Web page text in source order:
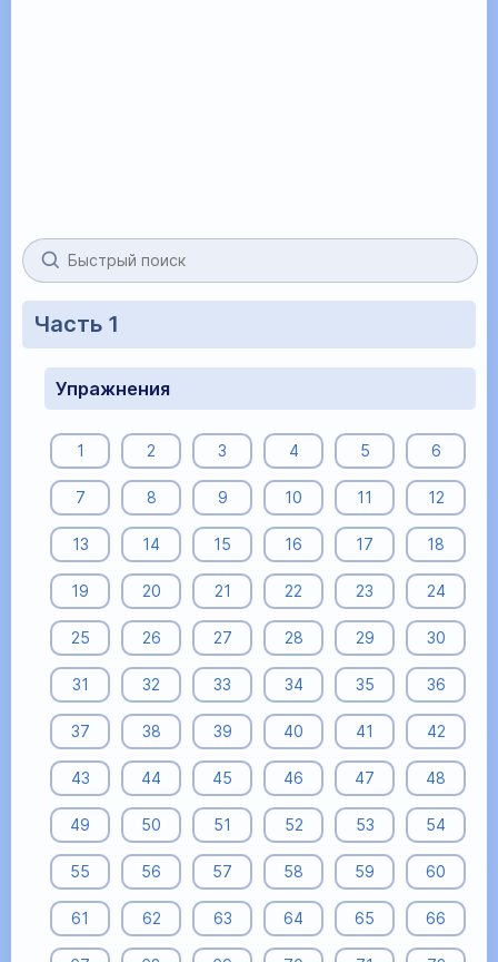
Часть 1
Упражнения
1 2 3 4 5 6
7 8 9 10 11 12
13 14 15 16 17 18
19 20 21 22 23 24
25 26 27 28 29 30
31 32 33 34 35 36
37 38 39 40 41 42
43 44 45 46 47 48
49 50 51 52 53 54
55 56 57 58 59 60
61 62 63 64 65 66